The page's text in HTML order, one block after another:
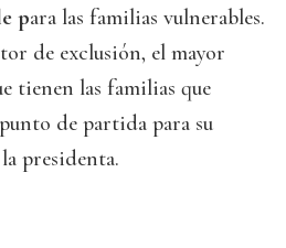
para las familias vulnerables.
de exclusión, el mayor
tienen las familias que
de partida para su
presidenta.